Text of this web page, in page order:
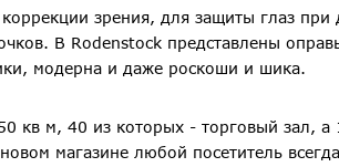
зрения, для защиты глаз
В Rodenstock представлены
модерна и даже роскоши и шика.
кв м, 40 из которых - торговый зал, а
магазине любой посетитель